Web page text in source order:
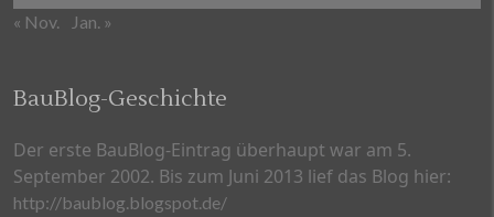
« Nov. Jan. »
BauBlog-Geschichte
Der erste BauBlog-Eintrag überhaupt war am 5.
September 2002. Bis zum Juni 2013 lief das Blog hier:
http://baublog.blogspot.de/